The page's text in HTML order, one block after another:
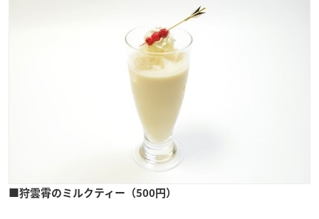
■狩雲霄のミルクティー（500円）